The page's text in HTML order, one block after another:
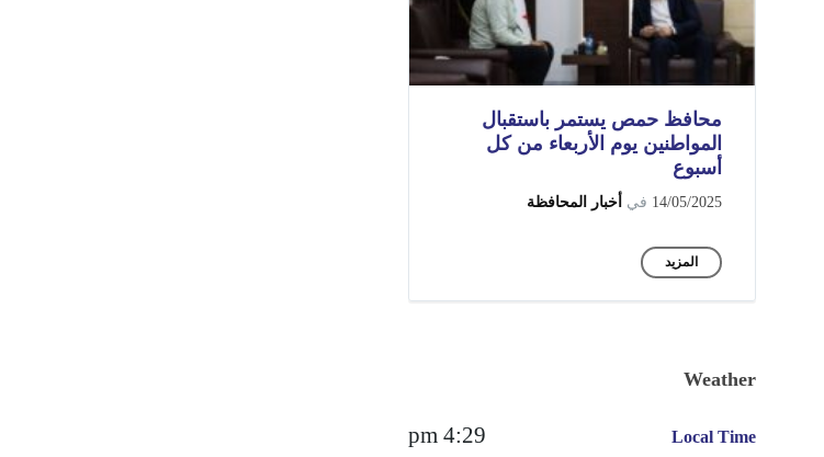
محافظ حمص يستمر باستقبال
المواطنين يوم الأربعاء من كل
أسبوع
14/05/2025 في أخبار المحافظة
المزيد
Weather
Local Time
4:29 pm